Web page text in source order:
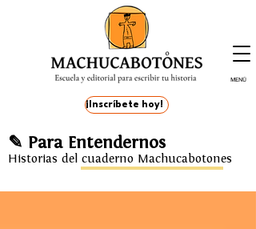
¡Inscríbete hoy!
MENÚ
✎ Para Entendernos
Historias del cuaderno Machucabotones